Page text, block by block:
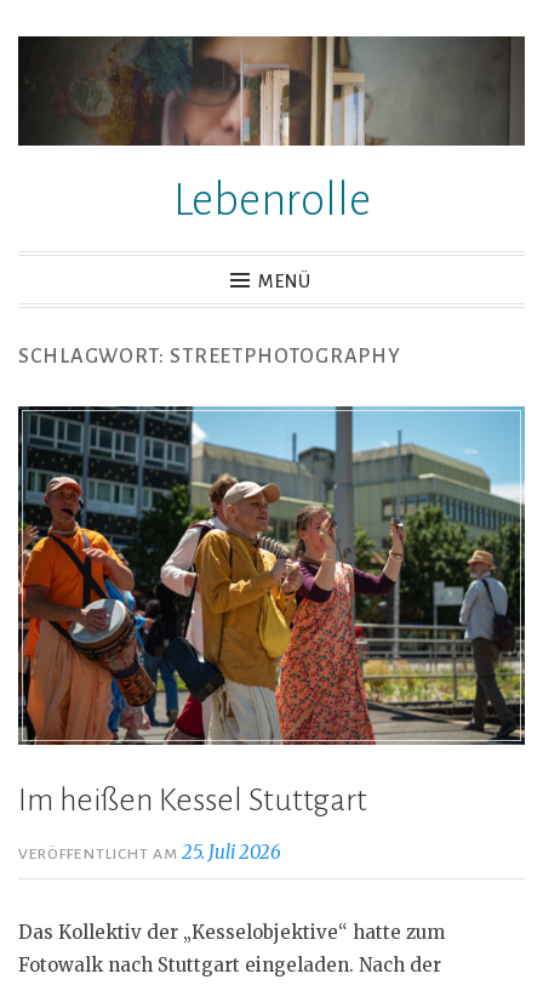
springen
Lebenrolle
MENÜ
SCHLAGWORT: STREETPHOTOGRAPHY
Im heißen Kessel Stuttgart
VERÖFFENTLICHT AM25. Juli 2026
Das Kollektiv der „Kesselobjektive“ hatte zum
Fotowalk nach Stuttgart eingeladen. Nach der